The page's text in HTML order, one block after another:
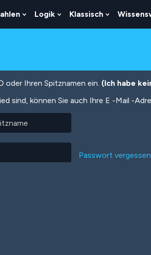
Show
Submenu
Logik
Show
Submenu
Klassisch
Show
Submenu
oder Ihren Spitznamen ein. (Ich habe
sind, können Sie auch Ihre E -Mail -
Passwort